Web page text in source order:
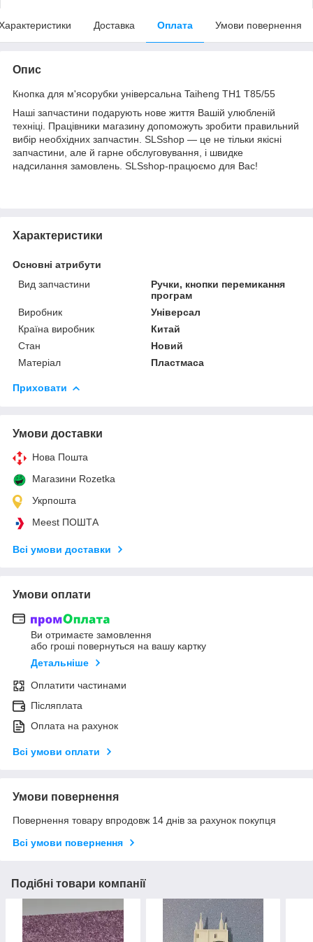
Доставка Оплата Умови повернення
Опис
Кнопка для м'ясорубки універсальна Taiheng TH1 T85/55
Наші запчастини подарують нове життя Вашій улюбленій
техніці. Працівники магазину допоможуть зробити правильний
вибір необхідних запчастин. SLSshop — це не тільки якісні
запчастини, але й гарне обслуговування, і швидке
надсилання замовлень. SLSshop-працюємо для Вас!
Характеристики
Основні атрибути
Вид запчастини
Ручки, кнопки перемикання
програм
Виробник
Універсал
Країна виробник
Китай
Стан
Новий
Матеріал
Пластмаса
Приховати
Умови доставки
Нова Пошта
Магазини Rozetka
Укрпошта
Meest ПОШТА
Всі умови доставки
Умови оплати
Ви отримаєте замовлення
або гроші повернуться на вашу картку
Детальніше
Оплатити частинами
Післяплата
Оплата на рахунок
Всі умови оплати
Умови повернення
Повернення товару впродовж 14 днів за рахунок покупця
Всі умови повернення
Подібні товари компанії